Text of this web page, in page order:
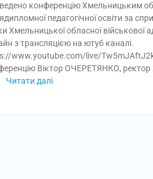
конференцію Хмельницьким
педагогічної освіти за
Хмельницької обласної військової
з трансляцією на ютуб каналі.
www.youtube.com/live/
Віктор ОЧЕРЕТЯНКО,
Читати далі